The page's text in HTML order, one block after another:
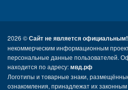
2026 ©Сайт не является официальным!
некоммерческим информационным
персональные данные пользователей.
находится по адресу:мвд.рф
Логотипы и товарные знаки,
ознакомления, принадлежат их